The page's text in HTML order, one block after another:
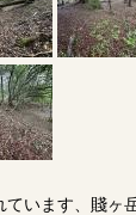
ています、賤ヶ